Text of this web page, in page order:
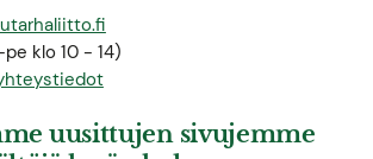
pe klo 10 - 14)
uusittujen sivujemme